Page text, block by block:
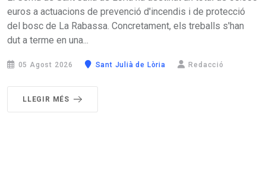
euros a actuacions de prevenció d'incendis i de protecció
del bosc de La Rabassa. Concretament, els treballs s'han
dut a terme en una...
05 Agost 2026 Sant Julià de Lòria Redacció
LLEGIR MÉS